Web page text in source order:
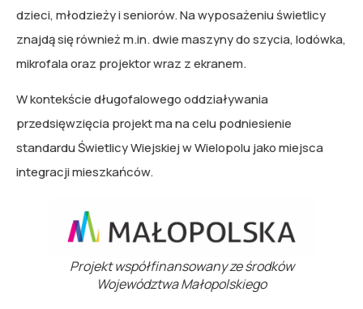
dzieci, młodzieży i seniorów. Na wyposażeniu świetlicy
znajdą się również m.in. dwie maszyny do szycia, lodówka,
mikrofala oraz projektor wraz z ekranem.
W kontekście długofalowego oddziaływania
przedsięwzięcia projekt ma na celu podniesienie
standardu Świetlicy Wiejskiej w Wielopolu jako miejsca
integracji mieszkańców.
Projekt współfinansowany ze środków
Województwa Małopolskiego